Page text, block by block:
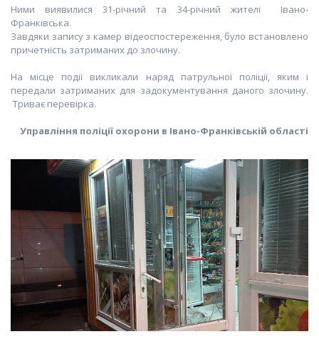
Ними виявилися 31-річний та 34-річний жителі Івано-
Франківська.
Завдяки запису з камер відеоспостереження, було встановлено
причетність затриманих до злочину.
На місце події викликали наряд патрульної поліції, яким і
передали затриманих для задокументування даного злочину.
Триває перевірка.
Управління поліції охорони в Івано-Франківській області